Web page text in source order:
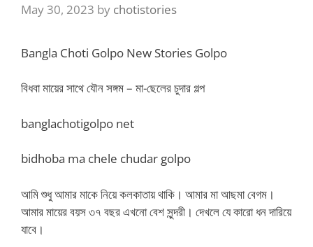
May 30, 2023 by chotistories
Bangla Choti Golpo New Stories Golpo
বিধবা মায়ের সাথে যৌন সঙ্গম – মা-ছেলের চুদার গল্প
banglachotigolpo net
bidhoba ma chele chudar golpo
আমি শুধু আমার মাকে নিয়ে কলকাতায় থাকি। আমার মা আছমা বেগম।
আমার মায়ের বয়স ৩৭ বছর এখনো বেশ সুন্দরী। দেখলে যে কারো ধন দারিয়ে
যাবে।